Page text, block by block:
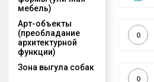
мебель)
Арт-объекты
(преобладание
архитектурной
функции)
0
Зона выгула собак
0